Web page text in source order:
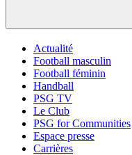
Actualité
Football masculin
Football féminin
Handball
PSG TV
Le Club
PSG for Communities
Espace presse
Carrières